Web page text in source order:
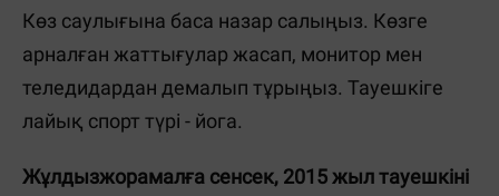
Көз саулығына баса назар салыңыз. Көзге
арналған жаттығулар жасап, монитор мен
теледидардан демалып тұрыңыз. Тауешкіге
лайық спорт түрі - йога.
Жұлдызжорамалға сенсек, 2015 жыл тауешкіні